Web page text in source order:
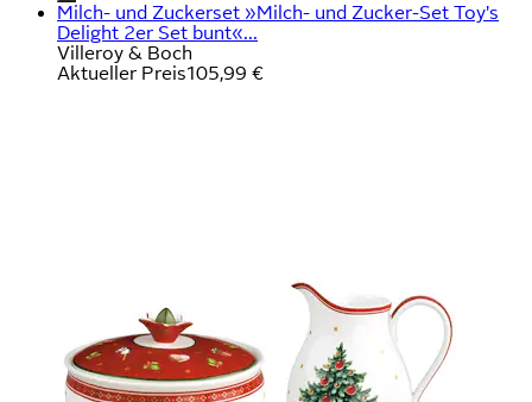
Milch- und Zuckerset »Milch- und Zucker-Set Toy's
Delight 2er Set bunt«...
Villeroy & Boch
Aktueller Preis105,99 €